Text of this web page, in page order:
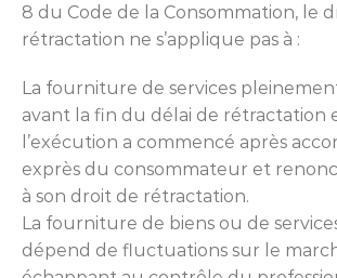
8 du Code de la Consommation, le
rétractation ne s’applique pas à :
La fourniture de services
avant la fin du délai de rétractation
l’exécution a commencé après
exprès du consommateur et
à son droit de rétractation.
La fourniture de biens ou de
dépend de fluctuations sur le